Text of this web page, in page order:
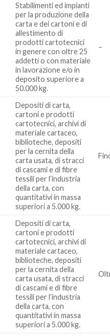
Stabilimenti ed impianti
per la produzione della
carta e dei cartoni e di
allestimento di
prodotti cartotecnici
in genere con oltre 25
addetti o con materiale
in lavorazione e/o in
deposito superiore a
50.000 kg.
–
Depositi di carta,
cartoni e prodotti
cartotecnici, archivi di
materiale cartaceo,
biblioteche, depositi
per la cernita della
carta usata, di stracci
di cascami e di fibre
tessili per l’industria
della carta, con
quantitativi in massa
superiori a 5.000 kg.
Depositi di carta,
cartoni e prodotti
cartotecnici, archivi di
materiale cartaceo,
biblioteche, depositi
per la cernita della
carta usata, di stracci
di cascami e di fibre
tessili per l’industria
della carta, con
quantitativi in massa
superiori a 5.000 kg.